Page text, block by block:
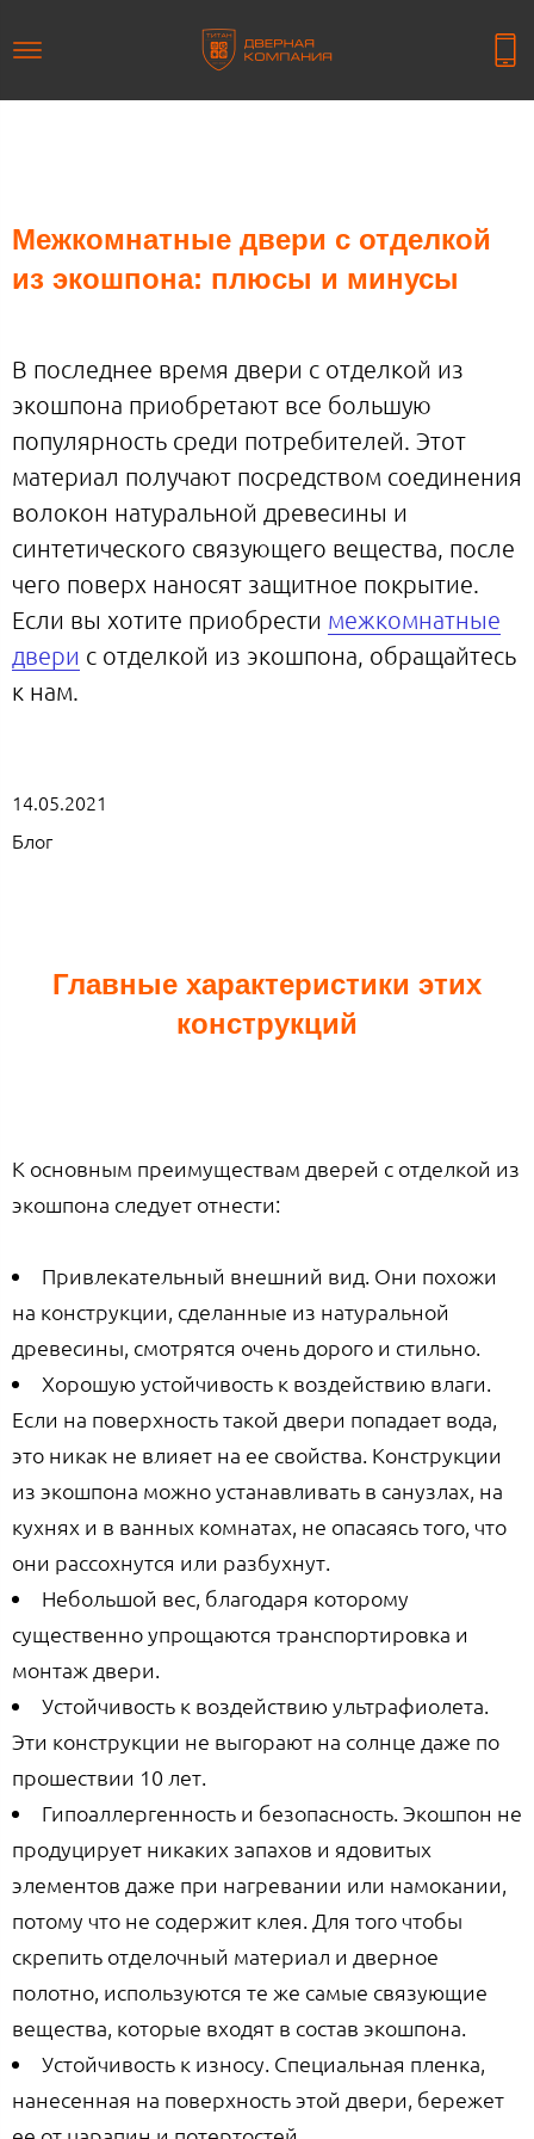
Межкомнатные двери с отделкой
из экошпона: плюсы и минусы
В последнее время двери с отделкой из
экошпона приобретают все большую
популярность среди потребителей. Этот
материал получают посредством соединения
волокон натуральной древесины и
синтетического связующего вещества, после
чего поверх наносят защитное покрытие.
Если вы хотите приобрести межкомнатные
двери с отделкой из экошпона, обращайтесь
к нам.
14.05.2021
Блог
Главные характеристики этих
конструкций
К основным преимуществам дверей с отделкой из
экошпона следует отнести:
Привлекательный внешний вид. Они похожи
на конструкции, сделанные из натуральной
древесины, смотрятся очень дорого и стильно.
Хорошую устойчивость к воздействию влаги.
Если на поверхность такой двери попадает вода,
это никак не влияет на ее свойства. Конструкции
из экошпона можно устанавливать в санузлах, на
кухнях и в ванных комнатах, не опасаясь того, что
они рассохнутся или разбухнут.
Небольшой вес, благодаря которому
существенно упрощаются транспортировка и
монтаж двери.
Устойчивость к воздействию ультрафиолета.
Эти конструкции не выгорают на солнце даже по
прошествии 10 лет.
Гипоаллергенность и безопасность. Экошпон не
продуцирует никаких запахов и ядовитых
элементов даже при нагревании или намокании,
потому что не содержит клея. Для того чтобы
скрепить отделочный материал и дверное
полотно, используются те же самые связующие
вещества, которые входят в состав экошпона.
Устойчивость к износу. Специальная пленка,
нанесенная на поверхность этой двери, бережет